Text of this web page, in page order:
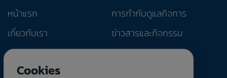
หน้าแรก
เกี่ยวกับเรา
ผลิตภัณฑ์และบริการ
การพัฒนาอย่างยั่งยืน
การกำกับดูแลกิจการ
ข่าวสารและกิจกรรม
นักลงทุนสัมพันธ์
Cookies